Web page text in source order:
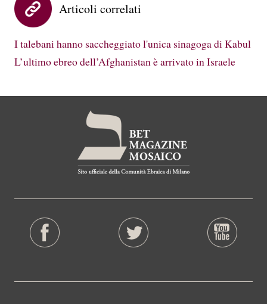
Articoli correlati
I talebani hanno saccheggiato l'unica sinagoga di Kabul
L’ultimo ebreo dell’Afghanistan è arrivato in Israele